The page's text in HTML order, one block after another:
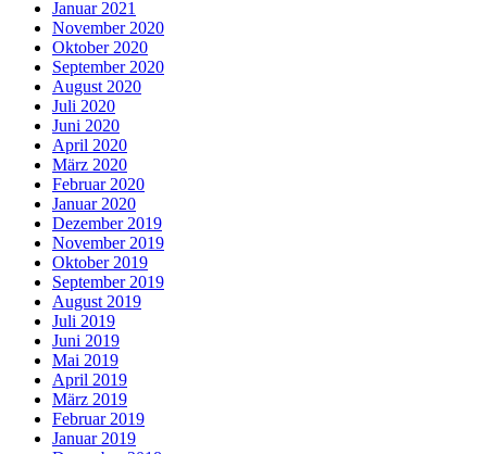
Januar 2021
November 2020
Oktober 2020
September 2020
August 2020
Juli 2020
Juni 2020
April 2020
März 2020
Februar 2020
Januar 2020
Dezember 2019
November 2019
Oktober 2019
September 2019
August 2019
Juli 2019
Juni 2019
Mai 2019
April 2019
März 2019
Februar 2019
Januar 2019